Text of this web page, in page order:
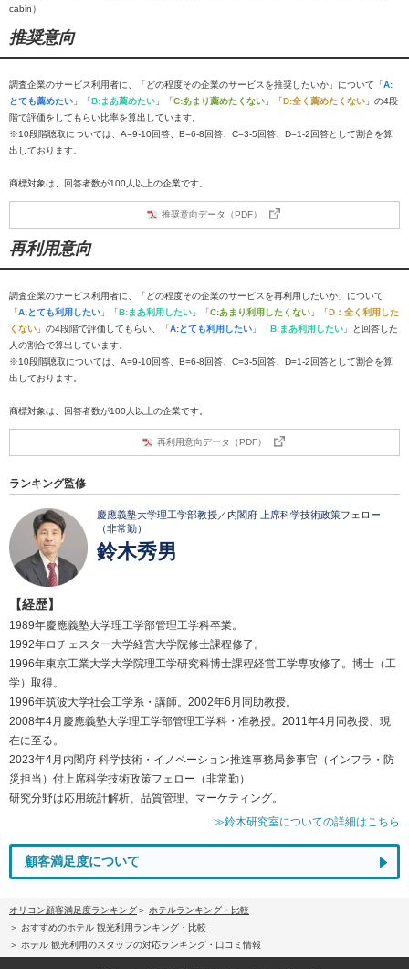
cabin）
推奨意向
調査企業のサービス利用者に、「どの程度その企業のサービスを推奨したいか」について「A:
とても薦めたい 」「B:まあ薦めたい 」「C:あまり薦めたくない 」「D:全く薦めたくない 」の4段
階で評価をしてもらい比率を算出しています。
※10段階聴取については、A=9-10回答、B=6-8回答、C=3-5回答、D=1-2回答として割合を算
出しております。
商標対象は、回答者数が100人以上の企業です。
推奨意向データ（PDF）
再利用意向
調査企業のサービス利用者に、「どの程度その企業のサービスを再利用したいか」について
「A:とても利用したい 」「B:まあ利用したい 」「C:あまり利用したくない 」「D：全く利用した
くない 」の4段階で評価してもらい、「A:とても利用したい 」「B:まあ利用したい 」と回答した
人の割合で算出しています。
※10段階聴取については、A=9-10回答、B=6-8回答、C=3-5回答、D=1-2回答として割合を算
出しております。
商標対象は、回答者数が100人以上の企業です。
再利用意向データ（PDF）
ランキング監修
慶應義塾大学理工学部教授／内閣府 上席科学技術政策フェロー
（非常勤）
鈴木秀男
【経歴】
1989年慶應義塾大学理工学部管理工学科卒業。
1992年ロチェスター大学経営大学院修士課程修了。
1996年東京工業大学大学院理工学研究科博士課程経営工学専攻修了。博士（工
学）取得。
1996年筑波大学社会工学系・講師。2002年6月同助教授。
2008年4月慶應義塾大学理工学部管理工学科・准教授。2011年4月同教授、現
在に至る。
2023年4月内閣府 科学技術・イノベーション推進事務局参事官（インフラ・防
災担当）付上席科学技術政策フェロー（非常勤）
研究分野は応用統計解析、品質管理、マーケティング。
≫鈴木研究室についての詳細はこちら
顧客満足度について
オリコン顧客満足度ランキング
ホテルランキング・比較
おすすめのホテル 観光利用ランキング・比較
ホテル 観光利用のスタッフの対応ランキング・口コミ情報